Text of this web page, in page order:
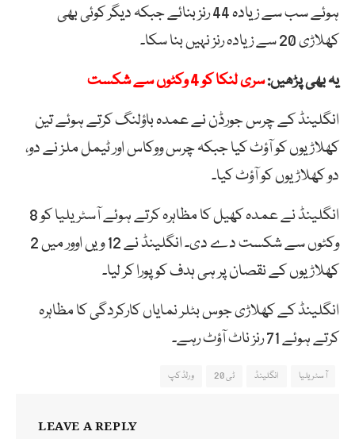
ہوئے سب سے زیادہ 44 رنز بنائے جبکہ دیگر کوئی بھی
کھلاڑی 20 سے زیادہ رنز نہیں بنا سکا۔
یہ بھی پڑھیں:سری لنکا کو 4 وکٹوں سے شکست
انگلینڈ کے چرس جورڈن نے عمدہ باؤلنگ کرتے ہوئے تین
کھلاڑیوں کو آؤٹ کیا جبکہ چرس ووکاس اور ٹیمل ملز نے دو،
دو کھلاڑیوں کو آؤٹ کیا۔
انگلینڈ نے عمدہ کھیل کا مظاہرہ کرتے ہوئے آسٹریلیا کو 8
وکٹوں سے شکست دے دی۔ انگلینڈ نے 12 ویں اوور میں 2
کھلاڑیوں کے نقصان پر ہی ہدف کو پورا کر لیا۔
انگلینڈ کے کھلاڑی جوس بٹلر نمایاں کارکردگی کا مظاہرہ
کرتے ہوئے 71 رنز ناٹ آؤٹ رہے۔
آسٹریلیا انگلینڈ ٹی 20 ورلڈکپ
LEAVE A REPLY